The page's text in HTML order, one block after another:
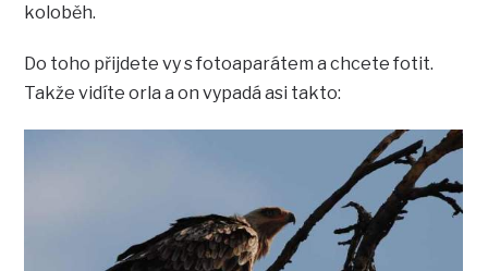
koloběh.
Do toho přijdete vy s fotoaparátem a chcete fotit.
Takže vidíte orla a on vypadá asi takto: